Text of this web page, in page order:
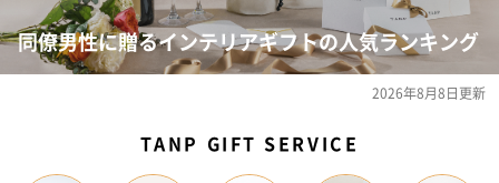
同僚男性に贈るインテリアギフトの人気ランキング
2026年8月8日更新
TANP GIFT SERVICE